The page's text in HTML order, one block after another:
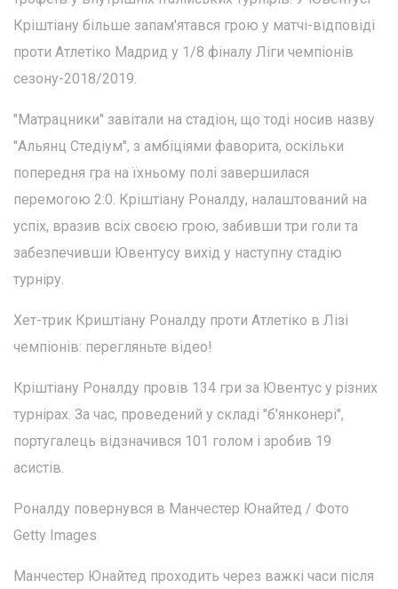
Кріштіану більше запам'ятався грою у матчі-відповіді
проти Атлетіко Мадрид у 1/8 фіналу Ліги чемпіонів
сезону-2018/2019.
"Матрацники" завітали на стадіон, що тоді носив назву
"Альянц Стедіум", з амбіціями фаворита, оскільки
попередня гра на їхньому полі завершилася
перемогою 2:0. Кріштіану Роналду, налаштований на
успіх, вразив всіх своєю грою, забивши три голи та
забезпечивши Ювентусу вихід у наступну стадію
турніру.
Хет-трик Криштіану Роналду проти Атлетіко в Лізі
чемпіонів: перегляньте відео!
Кріштіану Роналду провів 134 гри за Ювентус у різних
турнірах. За час, проведений у складі "б'янконері",
португалець відзначився 101 голом і зробив 19
асистів.
Роналду повернувся в Манчестер Юнайтед / Фото
Getty Images
Манчестер Юнайтед проходить через важкі часи після